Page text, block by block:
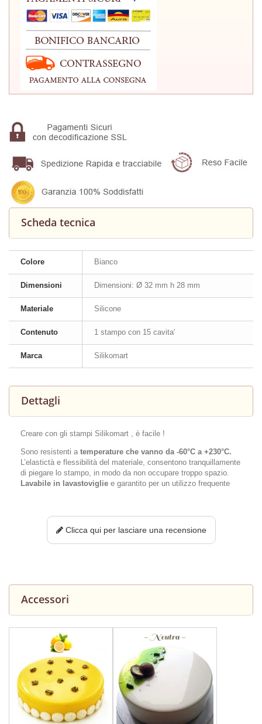
Scheda tecnica
Colore Bianco
Dimensioni Dimensioni: Ø 32 mm h 28 mm
Materiale Silicone
Contenuto 1 stampo con 15 cavita'
Marca Silikomart
Dettagli
Creare con gli stampi Silikomart , è facile !
Sono resistenti a temperature che vanno da -60°C a +230°C.
L’elastictà e flessibilità del materiale, consentono tranquillamente
di piegare lo stampo, in modo da non occupare troppo spazio.
Lavabile in lavastoviglie e garantito per un utilizzo frequente
Clicca qui per lasciare una recensione
Accessori